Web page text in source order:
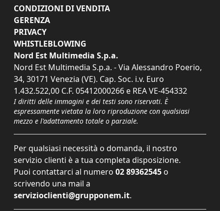
CONDIZIONI DI VENDITA
GERENZA
PRIVACY
WHISTLEBLOWING
Nord Est Multimedia S.p.a.
Nord Est Multimedia S.p.a. - Via Alessandro Poerio,
34, 30171 Venezia (VE). Cap. Soc. i.v. Euro
1.432.522,00 C.F. 05412000266 e REA VE-454332
I diritti delle immagini e dei testi sono riservati. È
espressamente vietata la loro riproduzione con qualsiasi
mezzo e l'adattamento totale o parziale.
Per qualsiasi necessità o domanda, il nostro
servizio clienti è a tua completa disposizione.
Puoi contattarci al numero 02 89362545 o
scrivendo una mail a
servizioclienti@grupponem.it.